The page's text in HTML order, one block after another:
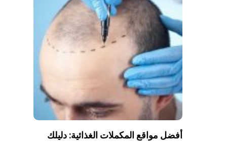
أفضل مواقع المكملات الغذائية: دليلك